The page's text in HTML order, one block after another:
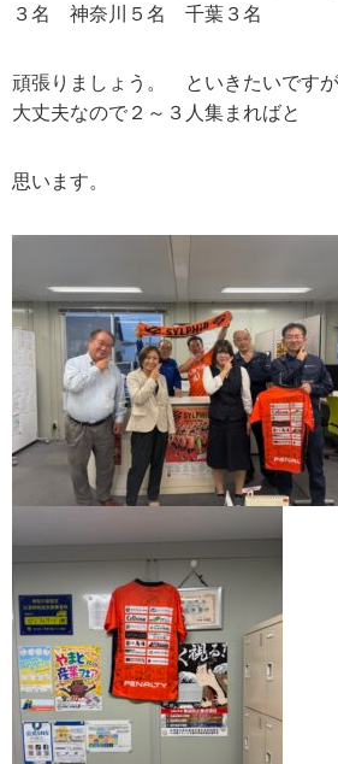
３名 神奈川５名 千葉３名
頑張りましょう。 といきたいです
大丈夫なので２～３人集まればと
思います。